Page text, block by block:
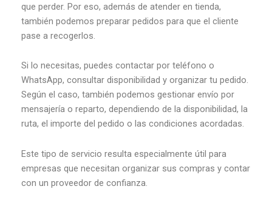
que perder. Por eso, además de atender en tienda,
también podemos preparar pedidos para que el cliente
pase a recogerlos.
Si lo necesitas, puedes contactar por teléfono o
WhatsApp, consultar disponibilidad y organizar tu pedido.
Según el caso, también podemos gestionar envío por
mensajería o reparto, dependiendo de la disponibilidad, la
ruta, el importe del pedido o las condiciones acordadas.
Este tipo de servicio resulta especialmente útil para
empresas que necesitan organizar sus compras y contar
con un proveedor de confianza.